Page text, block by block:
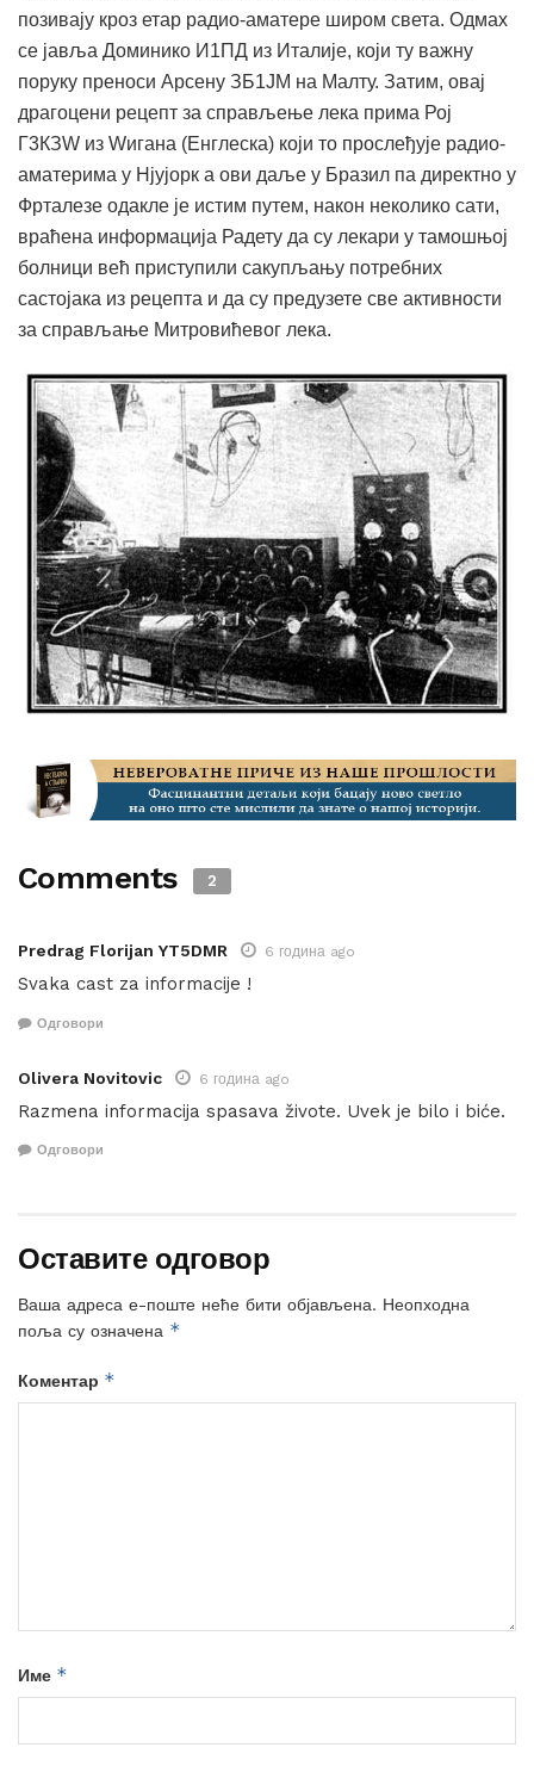
позивају кроз етар радио-аматере широм света. Одмах
се јавља Доминико И1ПД из Италије, који ту важну
поруку преноси Арсену ЗБ1ЈМ на Малту. Затим, овај
драгоцени рецепт за справљење лека прима Рој
Г3КЗW из Wигана (Енглеска) који то прослеђује радио-
аматерима у Нјујорк а ови даље у Бразил па директно у
Фрталезе одакле је истим путем, након неколико сати,
враћена информација Радету да су лекари у тамошњој
болници већ приступили сакупљању потребних
састојака из рецепта и да су предузете све активности
за справљање Митровићевог лека.
Comments 2
Predrag Florijan YT5DMR 6 година ago
Svaka cast za informacije !
Одговори
Olivera Novitovic 6 година ago
Razmena informacija spasava živote. Uvek je bilo i biće.
Одговори
Оставите одговор
Ваша адреса е-поште неће бити објављена. Неопходна
поља су означена *
Коментар *
Име *